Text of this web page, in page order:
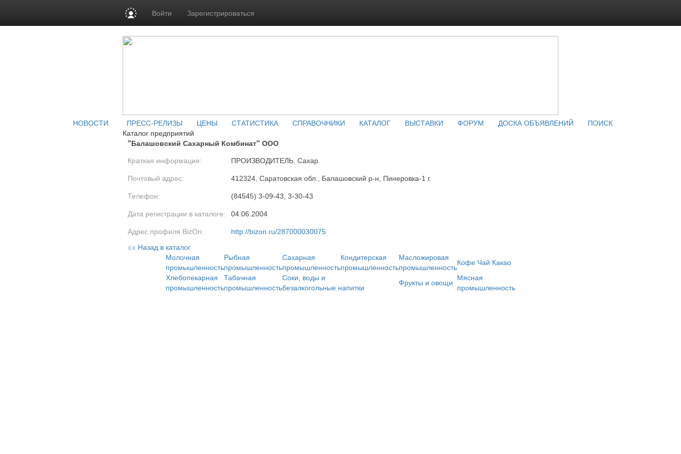
Войти Зарегистрироваться
НОВОСТИ ПРЕСС-РЕЛИЗЫ ЦЕНЫ СТАТИСТИКА СПРАВОЧНИКИ КАТАЛОГ ВЫСТАВКИ ФОРУМ ДОСКА ОБЪЯВЛЕНИЙ
ПОИСК
Каталог предприятий
"Балашовский Сахарный Комбинат" ООО
Краткая информация: ПРОИЗВОДИТЕЛЬ. Сахар.
Почтовый адрес: 412324, Саратовская обл., Балашовский р-н, Пинеровка-1 г.
Телефон: (84545) 3-09-43, 3-30-43
Дата регистрации в каталоге: 04.06.2004
Адрес профиля BizOn: http://bizon.ru/287000030075
<< Назад в каталог
Молочная
промышленность
Рыбная
промышленность
Сахарная
промышленность
Кондитерская
промышленность
Масложировая
промышленностьКофе Чай Какао
Хлебопекарная
промышленность
Табачная
промышленность
Соки, воды и
безалкогольные напитки
Фрукты и овощи Мясная
промышленность